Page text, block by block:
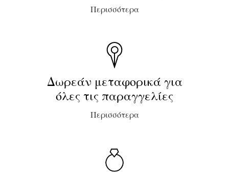
Περισσότερα
Δωρεάν μεταφορικά για
όλες τις παραγγελίες
Περισσότερα